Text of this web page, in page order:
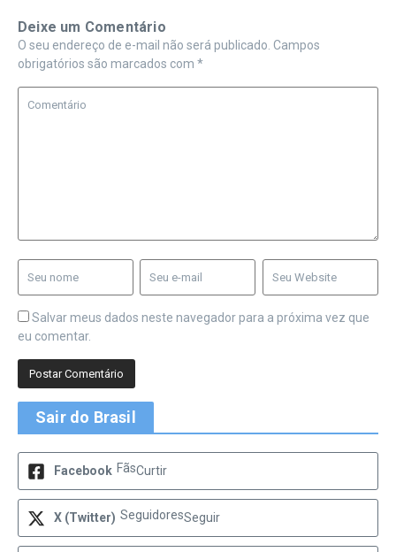
Deixe um Comentário
O seu endereço de e-mail não será publicado. Campos
obrigatórios são marcados com *
Salvar meus dados neste navegador para a próxima vez que
eu comentar.
Sair do Brasil
Facebook FãsCurtir
X (Twitter) SeguidoresSeguir